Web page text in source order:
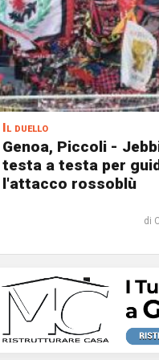
Il duello
Genoa, Piccoli -
testa a testa per
l'attacco rossoblù
di